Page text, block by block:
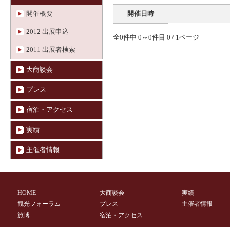
開催概要
2012 出展申込
2011 出展者検索
大商談会
プレス
宿泊・アクセス
実績
主催者情報
開催日時
全0件中 0～0件目 0 / 1ページ
HOME
観光フォーラム
旅博
大商談会
プレス
宿泊・アクセス
実績
主催者情報